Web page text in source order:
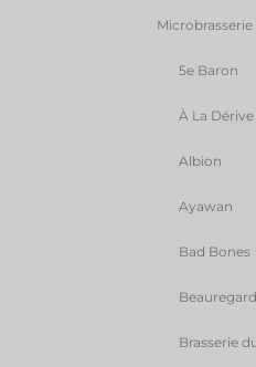
Microbrasserie
5e Baron
À La Dérive
Albion
Ayawan
Bad Bones
Brasserie